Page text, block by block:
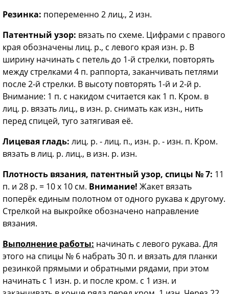
Резинка: попеременно 2 лиц., 2 изн.
Патентный узор: вязать по схеме. Цифрами с правого
края обозначены лиц. р., с левого края изн. р. В
ширину начинать с петель до 1-й стрелки, повторять
между стрелками 4 п. раппорта, заканчивать петлями
после 2-й стрелки. В высоту повторять 1-й и 2-й р.
Внимание: 1 п. с накидом считается как 1 п. Кром. в
лиц. р. вязать лиц., в изн. р. снимать как изн., нить
перед спицей, туго затягивая её.
Лицевая гладь: лиц. р. - лиц. п., изн. р. - изн. п. Кром.
вязать в лиц. р. лиц., в изн. р. изн.
Плотность вязания, патентный узор, спицы № 7: 11
п. и 28 р. = 10 х 10 см. Внимание! Жакет вязать
поперёк единым полотном от одного рукава к другому.
Стрелкой на выкройке обозначено направление
вязания.
Выполнение работы: начинать с левого рукава. Для
этого на спицы № 6 набрать 30 п. и вязать для планки
резинкой прямыми и обратными рядами, при этом
начинать с 1 изн. р. и после кром. с 1 изн. и